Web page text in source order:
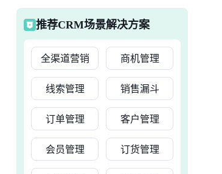
推荐CRM场景解决方案
全渠道营销 商机管理
线索管理 销售漏斗
订单管理 客户管理
会员管理 订货管理